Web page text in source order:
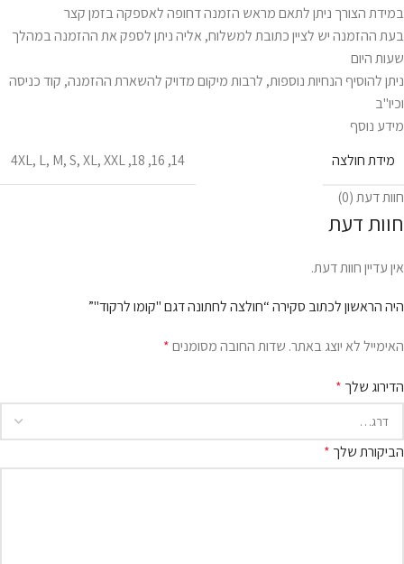
במידת הצורך ניתן לתאם מראש הזמנה דחופה לאספקה בזמן קצר
בעת ההזמנה יש לציין כתובת למשלוח, אליה ניתן לספק את ההזמנה במהלך
שעות היום
ניתן להוסיף הנחיות נוספות, לרבות מיקום מדויק להשארת ההזמנה, קוד כניסה
וכיו"ב
מידע נוסף
מידת חולצה
14
,
16
,
18
,
4XL, L, M,S,XL,XXL
חוות דעת (0)
חוות דעת
אין עדיין חוות דעת.
היה הראשון לכתוב סקירה “חולצה לחתונה דגם "קומו לרקוד"”
האימייל לא יוצג באתר. שדות החובה מסומנים*
הדירוג שלך *
הביקורת שלך *